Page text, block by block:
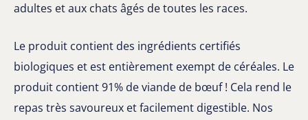
adultes et aux chats âgés de toutes les races.
Le produit contient des ingrédients certifiés
biologiques et est entièrement exempt de céréales. Le
produit contient 91% de viande de bœuf ! Cela rend le
repas très savoureux et facilement digestible. Nos